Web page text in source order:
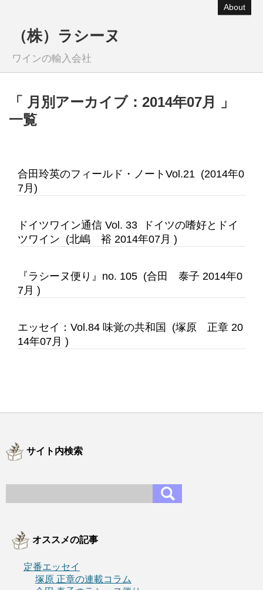
About
（株）ラシーヌ
ワインの輸入会社
「 月別アーカイブ：2014年07月 」
一覧
合田玲英のフィールド・ノートVol.21 (2014年0
7月)
ドイツワイン通信 Vol. 33 ドイツの嗜好とドイ
ツワイン (北嶋 裕 2014年07月 )
『ラシーヌ便り』no. 105 (合田 泰子 2014年0
7月 )
エッセイ：Vol.84 味覚の共和国 (塚原 正章 20
14年07月 )
サイト内検索
オススメの記事
定番エッセイ
塚原 正章の連載コラム